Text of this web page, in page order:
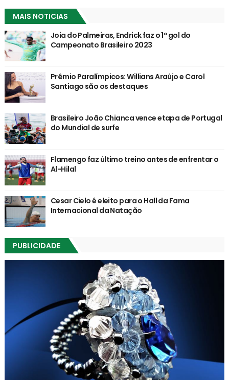
MAIS NOTICIAS
Joia do Palmeiras, Endrick faz o 1º gol do
Campeonato Brasileiro 2023
Prêmio Paralímpicos: Willians Araújo e Carol
Santiago são os destaques
Brasileiro João Chianca vence etapa de Portugal
do Mundial de surfe
Flamengo faz último treino antes de enfrentar o
Al-Hilal
Cesar Cielo é eleito para o Hall da Fama
Internacional da Natação
PUBLICIDADE